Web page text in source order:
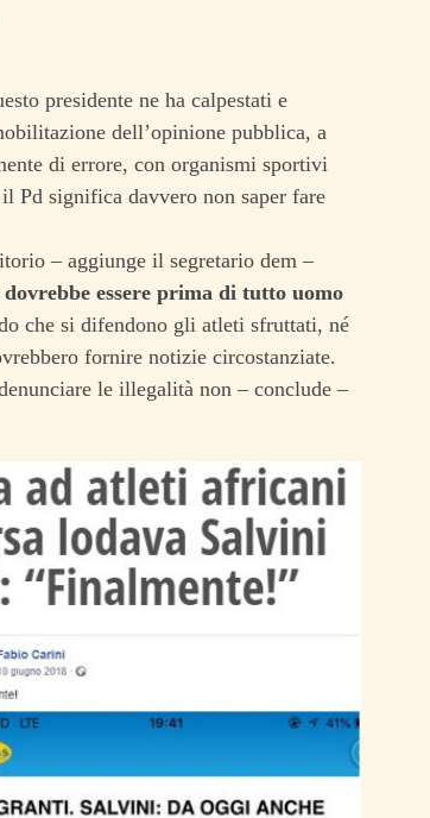
presidente ne ha calpestati e
dell’opinione pubblica, a
di errore, con organismi sportivi
Pd significa davvero non saper fare
– aggiunge il segretario dem –
essere prima di tutto uomo
che si difendono gli atleti sfruttati, né
fornire notizie circostanziate.
le illegalità non – conclude –